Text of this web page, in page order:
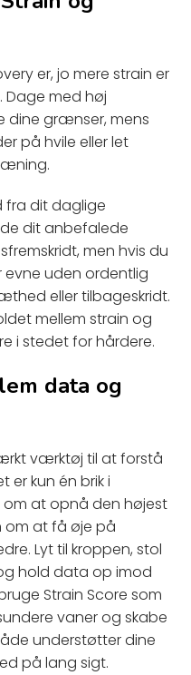
er, jo mere strain er
Dage med høj
dine grænser, mens
på hvile eller let
fra dit daglige
dit anbefalede
men hvis du
evne uden ordentlig
eller tilbageskridt.
mellem strain og
i stedet for hårdere.
data og
værktøj til at forstå
er kun én brik i
om at opnå den højest
om at få øje på
Lyt til kroppen, stol
hold data op imod
Strain Score som
vaner og skabe
understøtter dine
på lang sigt.